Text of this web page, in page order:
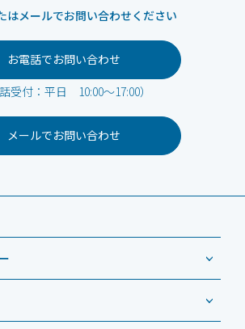
はメールでお問い合わせください
お電話でお問い合わせ
話受付：平日 10:00～17:00）
メールでお問い合わせ